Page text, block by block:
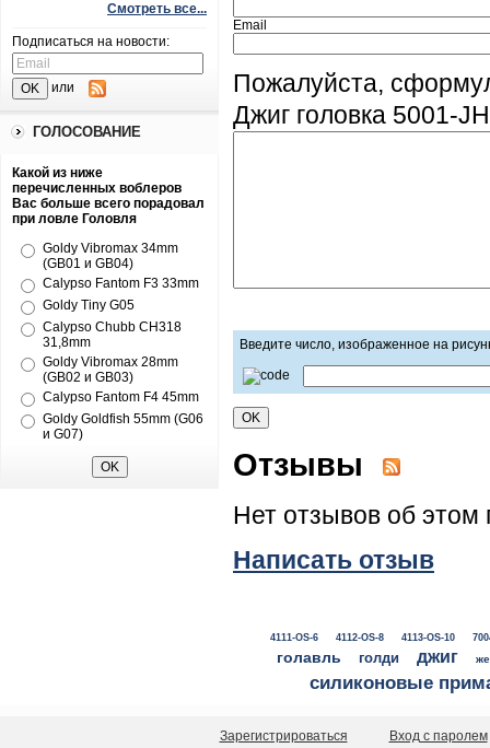
Смотреть все...
Подписаться на новости:
или
ГОЛОСОВАНИЕ
Какой из ниже
перечисленных воблеров
Вас больше всего порадовал
при ловле Головля
Goldy Vibromax 34mm
(GB01 и GB04)
Calypso Fantom F3 33mm
Goldy Tiny G05
Calypso Chubb CH318
31,8mm
Goldy Vibromax 28mm
(GB02 и GB03)
Calypso Fantom F4 45mm
Goldy Goldfish 55mm (G06
и G07)
Email
Пожалуйста,
Джиг головка 5001-
Введите число, изображенное на
Отзывы
Нет отзывов об этом
Написать отзыв
4111-OS-6 4112-OS-8 4113-OS-10
голавль голди джиг
силиконовые
Зарегистрироваться Вход с паролем